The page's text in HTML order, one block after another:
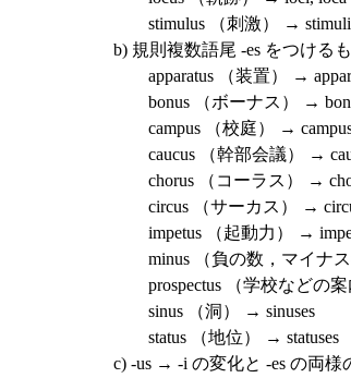
stimulus （刺激） → stimuli
b) 規則複数語尾 -es をつける
apparatus （装置） →
bonus （ボーナス） →
campus （校庭） →
caucus （幹部会議） →
chorus （コーラス） →
circus （サーカス） →
impetus （起動力） →
minus （負の数，マイナス符
prospectus （学校などの案内
sinus （洞） → sinuses
status （地位） → statuses
c) -us → -i の変化と -es の両様